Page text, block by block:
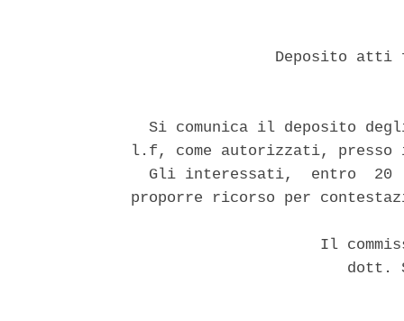
Deposito
Si comunica il deposito
l.f, come autorizzati,
Gli interessati,  entro  20
proporre ricorso per
Il